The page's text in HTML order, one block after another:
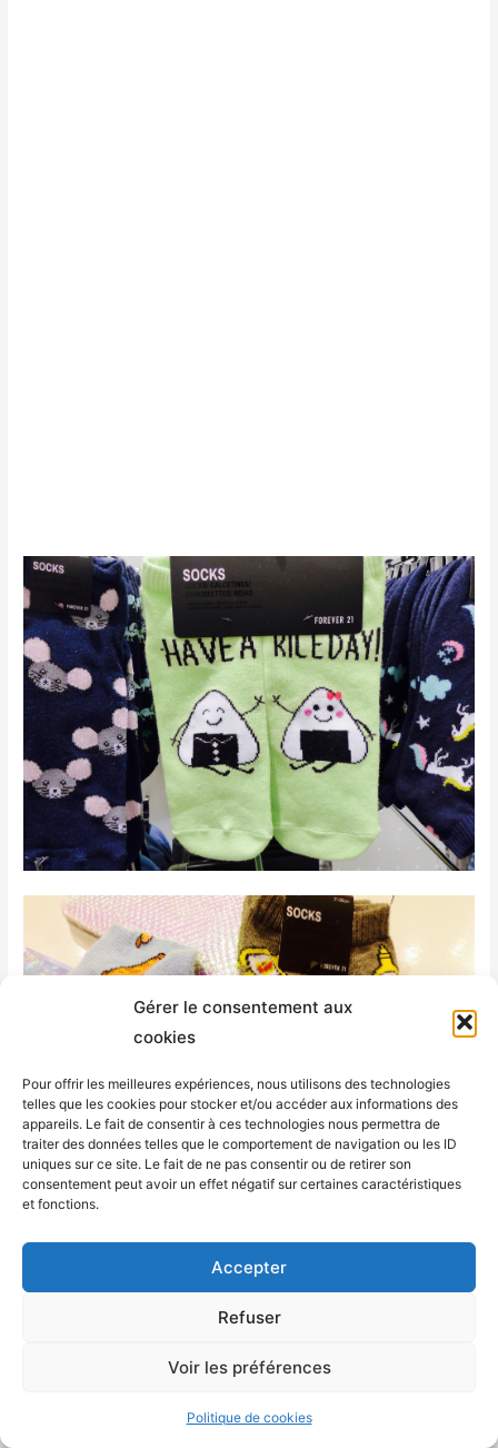
Gérer le consentement aux
cookies
Pour offrir les meilleures expériences, nous utilisons des technologies
telles que les cookies pour stocker et/ou accéder aux informations des
appareils. Le fait de consentir à ces technologies nous permettra de
traiter des données telles que le comportement de navigation ou les ID
uniques sur ce site. Le fait de ne pas consentir ou de retirer son
consentement peut avoir un effet négatif sur certaines caractéristiques
et fonctions.
Accepter
Refuser
Voir les préférences
Politique de cookies